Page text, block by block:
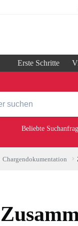
Erste Schritte
Beliebte
Chargendokumentation